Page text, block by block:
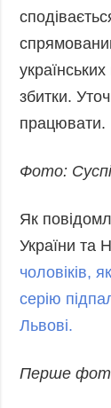
збитки.
працювати.
Фото:
Як
України та
чоловіків,
серію
Львові.
Перше